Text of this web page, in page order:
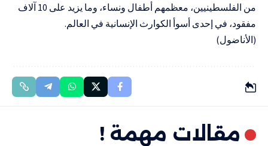
من الفلسطينيين، معظمهم أطفال ونساء، وما يزيد على 10 آلاف
مفقود، في إحدى أسوأ الكوارث الإنسانية في العالم.
(الأناضول)
مقالات مهمة !